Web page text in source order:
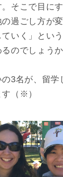
そこで目に
過ごし方が
いく」とい
のでしょう
3名が、留学
（※）